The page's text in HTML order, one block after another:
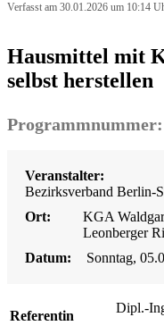
Verfasst am 30.01.2026 um 10:14
Hausmittel mit
selbst herstellen
Programmnummer:
Veranstalter:
Bezirksverband Berlin-
Ort:
KGA
Leonberger
Datum:
Sonntag,
Referentin
Dipl.-